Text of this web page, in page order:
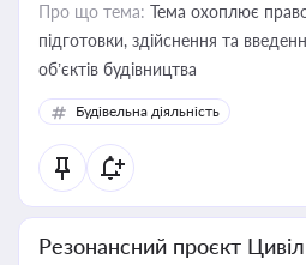
Про що тема: Тема охоплює
підготовки, здійснення та
об’єктів будівництва
Будівельна діяльність
Резонансний проєкт